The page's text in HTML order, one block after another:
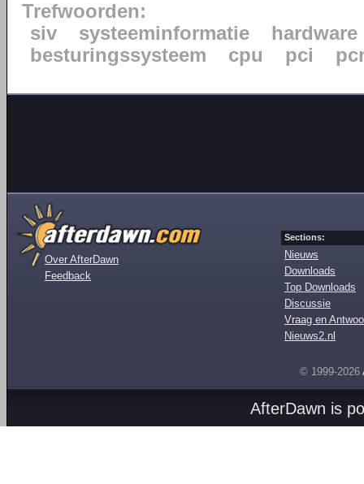
Trefwoorden:
siv
systeeminformatie
hardware
besturingssysteem
cpu pci
Over AfterDawn
Feedback
Sections:
Nieuws
Downloads
Top Downloads
Discussie
Vraag en
Nieuws2.nl
© 1999-2026
AfterDawn is